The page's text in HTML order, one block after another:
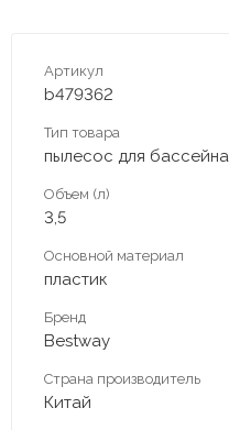
Артикул
b479362
Тип товара
пылесос для бассейна
Объем (л)
3,5
Основной материал
пластик
Бренд
Bestway
Страна производитель
Китай